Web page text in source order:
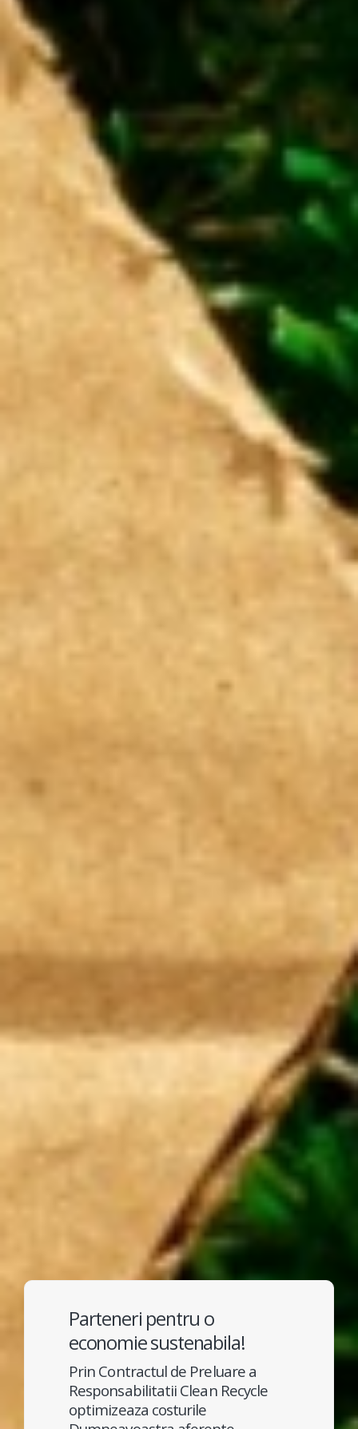
Parteneri pentru o
economie sustenabila!
Prin Contractul de Preluare a
Responsabilitatii Clean Recycle
optimizeaza costurile